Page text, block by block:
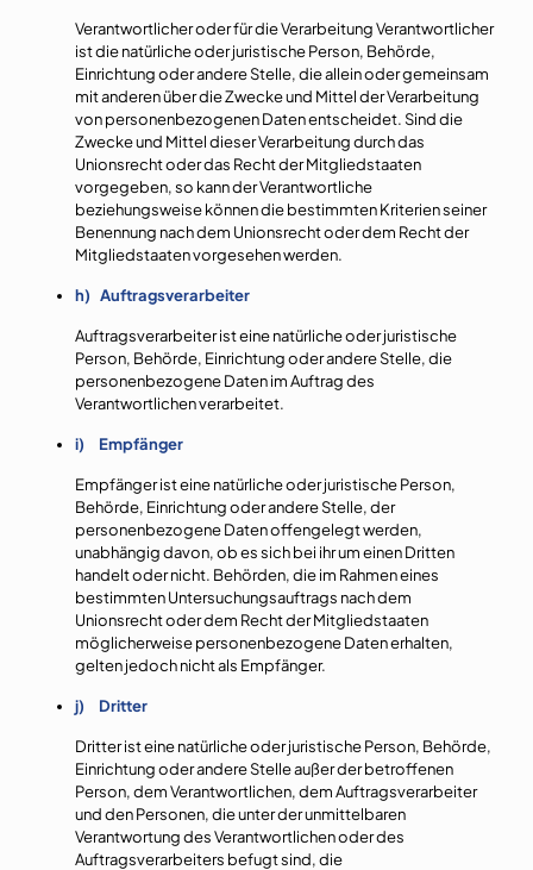
Verantwortlicher oder für die Verarbeitung Verantwortlicher
ist die natürliche oder juristische Person, Behörde,
Einrichtung oder andere Stelle, die allein oder gemeinsam
mit anderen über die Zwecke und Mittel der Verarbeitung
von personenbezogenen Daten entscheidet. Sind die
Zwecke und Mittel dieser Verarbeitung durch das
Unionsrecht oder das Recht der Mitgliedstaaten
vorgegeben, so kann der Verantwortliche
beziehungsweise können die bestimmten Kriterien seiner
Benennung nach dem Unionsrecht oder dem Recht der
Mitgliedstaaten vorgesehen werden.
h) Auftragsverarbeiter
Auftragsverarbeiter ist eine natürliche oder juristische
Person, Behörde, Einrichtung oder andere Stelle, die
personenbezogene Daten im Auftrag des
Verantwortlichen verarbeitet.
i) Empfänger
Empfänger ist eine natürliche oder juristische Person,
Behörde, Einrichtung oder andere Stelle, der
personenbezogene Daten offengelegt werden,
unabhängig davon, ob es sich bei ihr um einen Dritten
handelt oder nicht. Behörden, die im Rahmen eines
bestimmten Untersuchungsauftrags nach dem
Unionsrecht oder dem Recht der Mitgliedstaaten
möglicherweise personenbezogene Daten erhalten,
gelten jedoch nicht als Empfänger.
j) Dritter
Dritter ist eine natürliche oder juristische Person, Behörde,
Einrichtung oder andere Stelle außer der betroffenen
Person, dem Verantwortlichen, dem Auftragsverarbeiter
und den Personen, die unter der unmittelbaren
Verantwortung des Verantwortlichen oder des
Auftragsverarbeiters befugt sind, die